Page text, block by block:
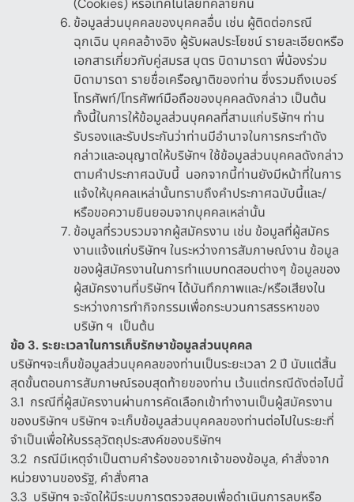
(Cookies) หรือเทคโนโลยีที่คล้ายกัน
ข้อมูลส่วนบุคคลของบุคคลอื่น เช่น ผู้ติดต่อกรณี
ฉุกเฉิน บุคคลอ้างอิง ผู้รับผลประโยชน์ รายละเอียดหรือ
เอกสารเกี่ยวกับคู่สมรส บุตร บิดามารดา พี่น้องร่วม
บิดามารดา รายชื่อเครือญาติของท่าน ซึ่งรวมถึงเบอร์
โทรศัพท์/โทรศัพท์มือถือของบุคคลดังกล่าว เป็นต้น
ทั้งนี้ในการให้ข้อมูลส่วนบุคคลที่สามแก่บริษัทฯ ท่าน
รับรองและรับประกันว่าท่านมีอำนาจในการกระทำดัง
กล่าวและอนุญาตให้บริษัทฯ ใช้ข้อมูลส่วนบุคคลดังกล่าว
ตามคำประกาศฉบับนี้ นอกจากนี้ท่านยังมีหน้าที่ในการ
แจ้งให้บุคคลเหล่านั้นทราบถึงคำประกาศฉบับนี้และ/
หรือขอความยินยอมจากบุคคลเหล่านั้น
ข้อมูลที่รวบรวมจากผู้สมัครงาน เช่น ข้อมูลที่ผู้สมัคร
งานแจ้งแก่บริษัทฯ ในระหว่างการสัมภาษณ์งาน ข้อมูล
ของผู้สมัครงานในการทำแบบทดสอบต่างๆ ข้อมูลของ
ผู้สมัครงานที่บริษัทฯ ได้บันทึกภาพและ/หรือเสียงใน
ระหว่างการทำกิจกรรมเพื่อกระบวนการสรรหาของ
บริษัท ฯ เป็นต้น
ข้อ 3.ระยะเวลาในการเก็บรักษาข้อมูลส่วนบุคคล
บริษัทฯจะเก็บข้อมูลส่วนบุคคลของท่านเป็นระยะเวลา 2 ปี นับแต่สิ้น
สุดขั้นตอนการสัมภาษณ์รอบสุดท้ายของท่าน เว้นแต่กรณีดังต่อไปนี้
3.1 กรณีที่ผู้สมัครงานผ่านการคัดเลือกเข้าทำงานเป็นผู้สมัครงาน
ของบริษัทฯ บริษัทฯ จะเก็บข้อมูลส่วนบุคคลของท่านต่อไปในระยะที่
จำเป็นเพื่อให้บรรลุวัตถุประสงค์ของบริษัทฯ
3.2 กรณีมีเหตุจำเป็นตามคำร้องขอจากเจ้าของข้อมูล, คำสั่งจาก
หน่วยงานของรัฐ, คำสั่งศาล
3.3 บริษัทฯ จะจัดให้มีระบบการตรวจสอบเพื่อดำเนินการลบหรือ